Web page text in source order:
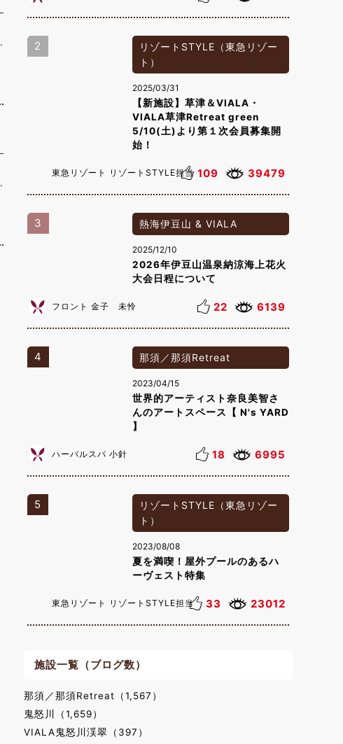
2
リゾートSTYLE（東急リゾー
ト）
2025/03/31
【新施設】草津＆VIALA・
VIALA草津Retreat green
5/10(土)より第１次会員募集開
始！
東急リゾート リゾートSTYLE担当 109 39479
3 熱海伊豆山 & VIALA
2025/12/10
2026年伊豆山温泉納涼海上花火
大会日程について
フロント 金子 未怜 22 6139
4 那須／那須Retreat
2023/04/15
世界的アーティスト奈良美智さ
んのアートスペース【 N's YARD
】
ハーバルスパ 小針 18 6995
5
リゾートSTYLE（東急リゾー
ト）
2023/08/08
夏を満喫！屋外プールのあるハ
ーヴェスト特集
東急リゾート リゾートSTYLE担当 33 23012
施設一覧（ブログ数）
那須／那須Retreat（1,567）
鬼怒川（1,659）
VIALA鬼怒川渓翠（397）